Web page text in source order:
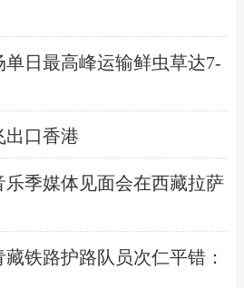
日最高峰运输鲜虫草达7-
出口香港
季媒体见面会在西藏拉萨
藏铁路护路队员次仁平错：